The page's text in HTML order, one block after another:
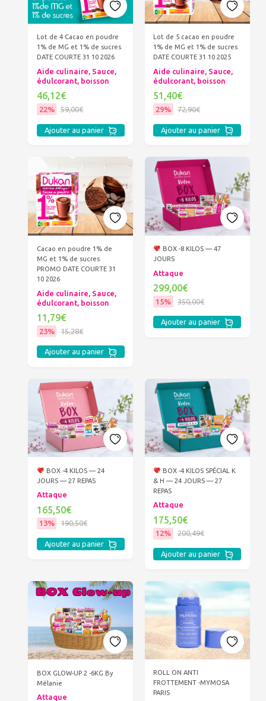
Lot de 4 Cacao en poudre
1% de MG et 1% de sucres
DATE COURTE 31 10 2026
Aide culinaire, Sauce,
édulcorant, boisson
46,12€
22% 59,00€
Ajouter au panier
Lot de 5 cacao en poudre
1% de MG et 1% de sucres
DATE COURTE 31 10 2025
Aide culinaire, Sauce,
édulcorant, boisson
51,40€
29% 72,90€
Ajouter au panier
Cacao en poudre 1% de
MG et 1% de sucres
PROMO DATE COURTE 31
10 2026
Aide culinaire, Sauce,
édulcorant, boisson
11,79€
23% 15,28€
Ajouter au panier
BOX -8 KILOS — 47
JOURS
Attaque
299,00€
15% 350,00€
Ajouter au panier
BOX -4 KILOS — 24
JOURS — 27 REPAS
Attaque
165,50€
13% 190,50€
Ajouter au panier
BOX -4 KILOS SPÉCIAL K
& H — 24 JOURS — 27
REPAS
Attaque
175,50€
12% 200,49€
Ajouter au panier
BOX GLOW-UP 2 -6KG By
Mélanie
Attaque
ROLL ON ANTI
FROTTEMENT -MYMOSA
PARIS